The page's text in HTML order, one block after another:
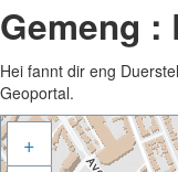
Gemeng :
Hei fannt dir eng
Geoportal.
+